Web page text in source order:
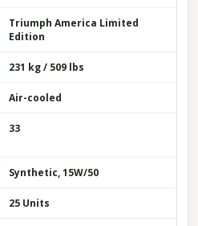
Triumph America Limited
Edition
231 kg / 509 lbs
Air-cooled
33
Synthetic, 15W/50
25 Units